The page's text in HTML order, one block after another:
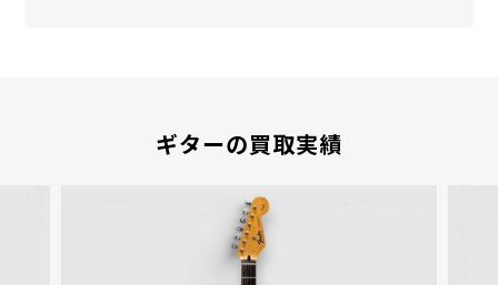
ギターの買取実績